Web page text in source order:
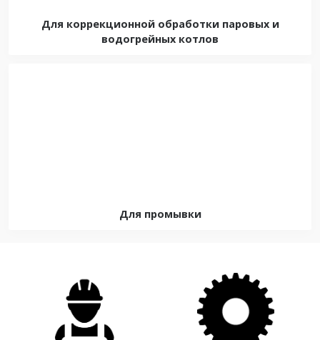
Для коррекционной обработки паровых и
водогрейных котлов
Для промывки